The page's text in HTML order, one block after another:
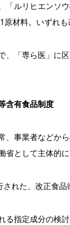
「ルリヒエンソ
材料。いずれも
、「専ら医」に
含有食品制度
、事業者などか
省として主体的
れた、改正食品
る指定成分の検